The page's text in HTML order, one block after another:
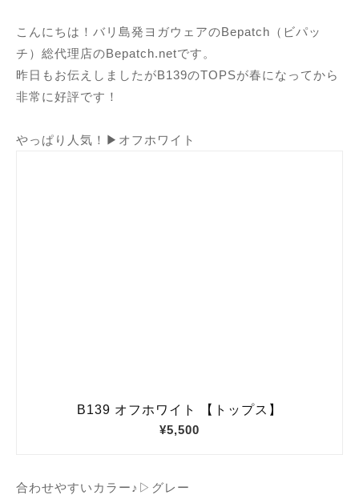
こんにちは！バリ島発ヨガウェアのBepatch（ビパッ
チ）総代理店のBepatch.netです。
昨日もお伝えしましたがB139のTOPSが春になってから
非常に好評です！
やっぱり人気！▶オフホワイト
合わせやすいカラー♪▷グレー